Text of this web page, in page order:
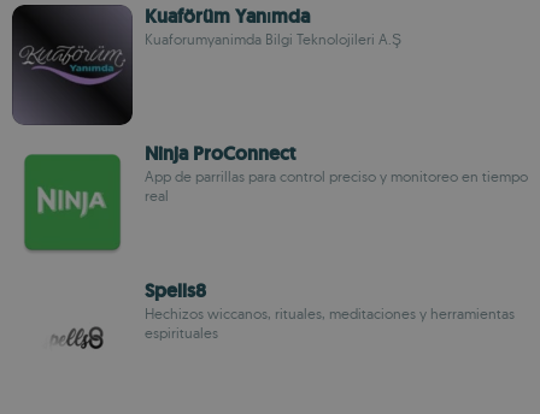
Kuaförüm Yanımda
Kuaforumyanimda Bilgi Teknolojileri A.Ş
Ninja ProConnect
App de parrillas para control preciso y monitoreo en tiempo
real
Spells8
Hechizos wiccanos, rituales, meditaciones y herramientas
espirituales